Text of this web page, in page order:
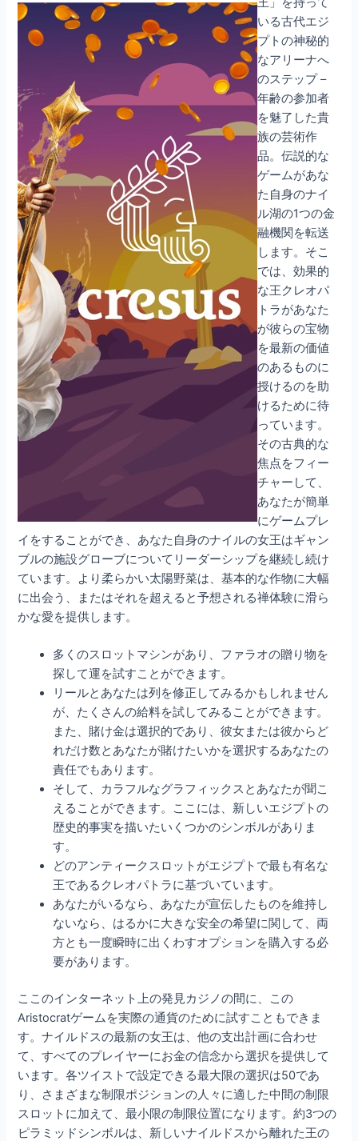
いる古代エジ
プトの神秘的
なアリーナへ
のステップ –
年齢の参加者
を魅了した貴
族の芸術作
品。伝説的な
ゲームがあな
た自身のナイ
ル湖の1つの金
融機関を転送
します。そこ
では、効果的
な王クレオパ
トラがあなた
が彼らの宝物
を最新の価値
のあるものに
授けるのを助
けるために待
っています。
その古典的な
焦点をフィー
チャーして、
あなたが簡単
にゲームプレ
イをすることができ、あなた自身のナイルの女王はギャン
ブルの施設グローブについてリーダーシップを継続し続け
ています。より柔らかい太陽野菜は、基本的な作物に大幅
に出会う、またはそれを超えると予想される禅体験に滑ら
かな愛を提供します。
多くのスロットマシンがあり、ファラオの贈り物を
探して運を試すことができます。
リールとあなたは列を修正してみるかもしれません
が、たくさんの給料を試してみることができます。
また、賭け金は選択的であり、彼女または彼からど
れだけ数とあなたが賭けたいかを選択するあなたの
責任でもあります。
そして、カラフルなグラフィックスとあなたが聞こ
えることができます。ここには、新しいエジプトの
歴史的事実を描いたいくつかのシンボルがありま
す。
どのアンティークスロットがエジプトで最も有名な
王であるクレオパトラに基づいています。
あなたがいるなら、あなたが宣伝したものを維持し
ないなら、はるかに大きな安全の希望に関して、両
方とも一度瞬時に出くわすオプションを購入する必
要があります。
ここのインターネット上の発見カジノの間に、この
Aristocratゲームを実際の通貨のために試すこともできま
す。ナイルドスの最新の女王は、他の支出計画に合わせ
て、すべてのプレイヤーにお金の信念から選択を提供して
います。各ツイストで設定できる最大限の選択は50であ
り、さまざまな制限ポジションの人々に適した中間の制限
スロットに加えて、最小限の制限位置になります。約3つの
ピラミッドシンボルは、新しいナイルドスから離れた王の